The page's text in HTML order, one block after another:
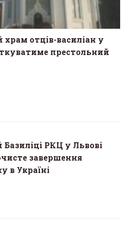
отців-василіан у
престольний
РКЦ у Львові
завершення
в Україні